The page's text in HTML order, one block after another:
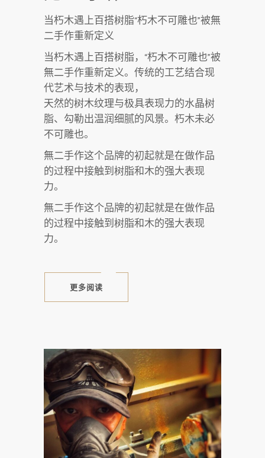
当朽木遇上百搭树脂“朽木不可雕也”被無
二手作重新定义
当朽木遇上百搭树脂，“朽木不可雕也”被
無二手作重新定义。传统的工艺结合现
代艺术与技术的表现，
天然的树木纹理与极具表现力的水晶树
脂、勾勒出温润细腻的风景。朽木未必
不可雕也。
無二手作这个品牌的初起就是在做作品
的过程中接触到树脂和木的强大表现
力。
無二手作这个品牌的初起就是在做作品
的过程中接触到树脂和木的强大表现
力。
更多阅读